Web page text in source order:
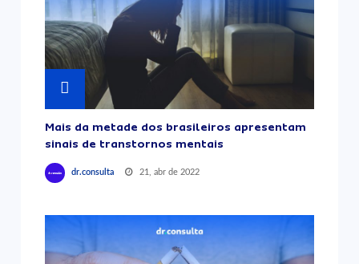
Mais da metade dos brasileiros apresentam
sinais de transtornos mentais
dr.consulta 21, abr de 2022